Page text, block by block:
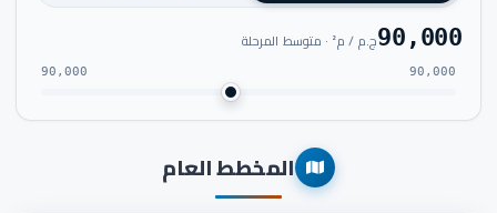
90,000ج.م / م² · متوسط المرحلة
90,000
90,000
المخطط العام